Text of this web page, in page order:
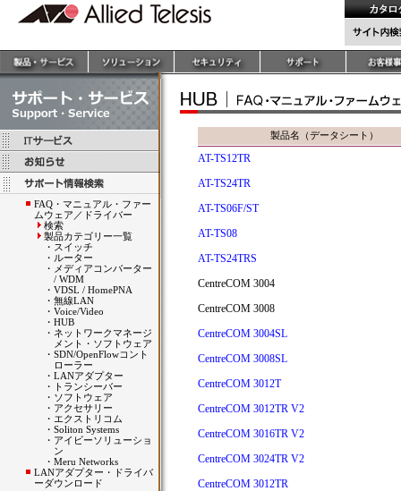
FAQ・マニュアル・ファー
ムウェア／ドライバー
検索
製品カテゴリー一覧
・ スイッチ
・ ルーター
・ メディアコンバーター
/ WDM
・ VDSL / HomePNA
・ 無線LAN
・ Voice/Video
・ HUB
・ ネットワークマネージ
メント・ソフトウェア
・ SDN/OpenFlowコント
ローラー
・ LANアダプター
・
トランシーバー
・ ソフトウェア
・ アクセサリー
・ エクストリコム
・ Soliton Systems
・ アイビーソリューショ
ン
・ Meru Networks
LANアダプター・ドライバ
ーダウンロード
製品名（データシート）
AT-TS12TR
AT-TS24TR
AT-TS06F/ST
AT-TS08
AT-TS24TRS
CentreCOM 3004
CentreCOM 3008
CentreCOM 3004SL
CentreCOM 3008SL
CentreCOM 3012T
CentreCOM 3012TR V2
CentreCOM 3016TR V2
CentreCOM 3024TR V2
CentreCOM 3012TR